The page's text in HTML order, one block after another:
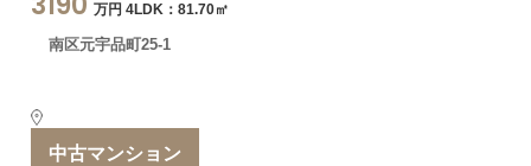
万円 4LDK：81.70㎡
南区元宇品町25-1
中古マンション